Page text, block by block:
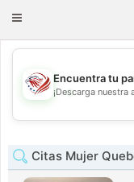
Toggle
💖
Encuentra tu
¡Descarga
Citas Mujer